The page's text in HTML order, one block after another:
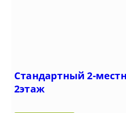
Стандартный 2-
2этаж